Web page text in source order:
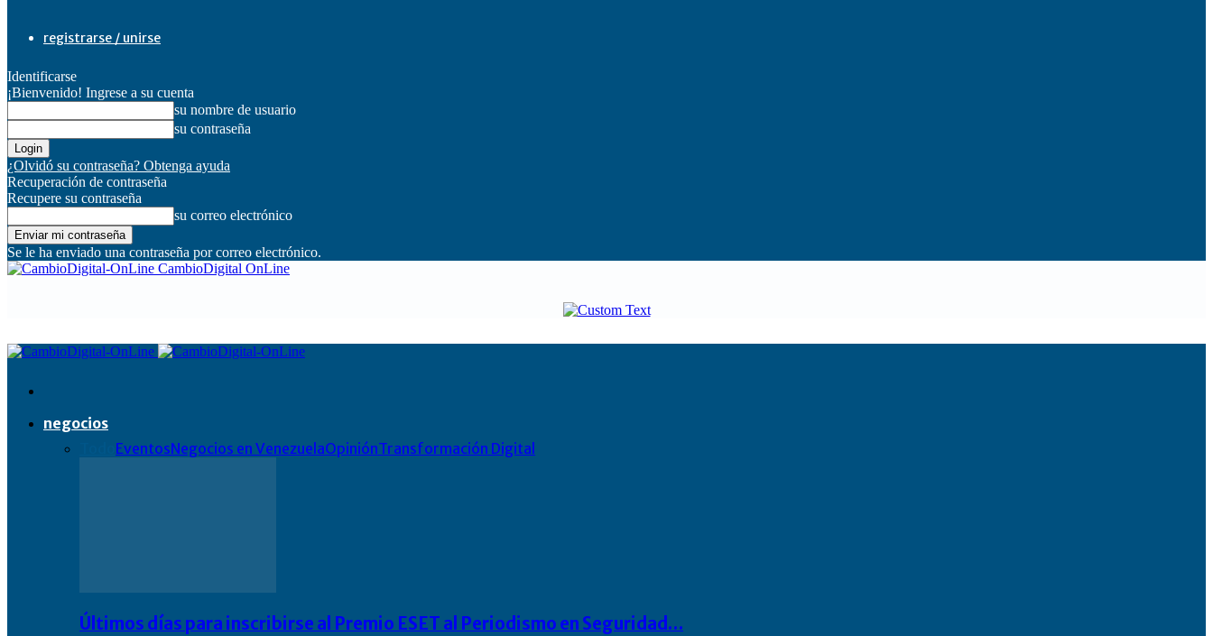
registrarse / unirse
Identificarse
¡Bienvenido! Ingrese a su cuenta
su nombre de usuario
su contraseña
¿Olvidó su contraseña? Obtenga ayuda
Recuperación de contraseña
Recupere su contraseña
su correo electrónico
Se le ha enviado una contraseña por correo electrónico.
CambioDigital OnLine
negocios
EventosNegocios en VenezuelaOpiniónTransformación Digital
Últimos días para inscribirse al Premio ESET al Periodismo en Seguridad…